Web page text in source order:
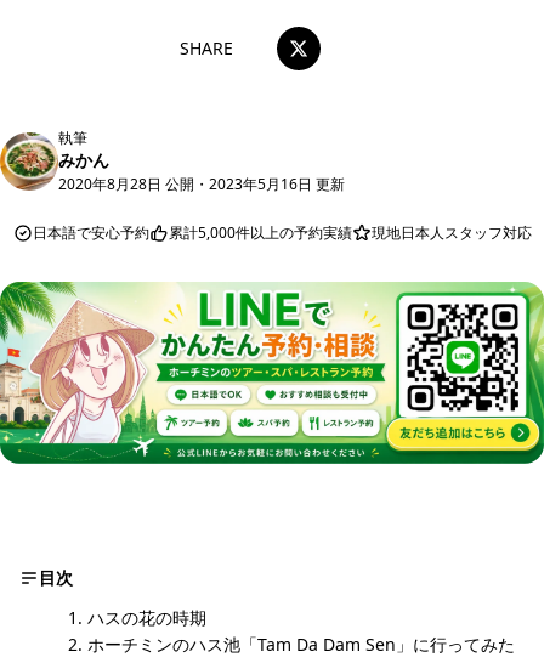
SHARE
執筆
みかん
2020年8月28日 公開 ・ 2023年5月16日 更新
日本語で安心予約 累計5,000件以上の予約実績 現地日本人スタッフ対応
目次
ハスの花の時期
ホーチミンのハス池「Tam Da Dam Sen」に行ってみた